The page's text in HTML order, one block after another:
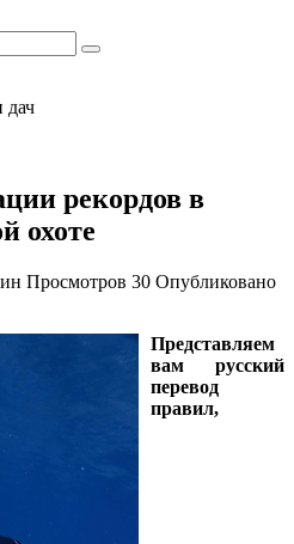
дач
рекордов в
охоте
Просмотров 30 Опубликовано
Представляем
вам русский
перевод
правил,